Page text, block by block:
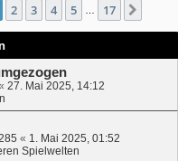
1von 17
2 3 4 5 17
27. Mai 2025, 14:12
« 1. Mai 2025, 01:52
Spielwelten